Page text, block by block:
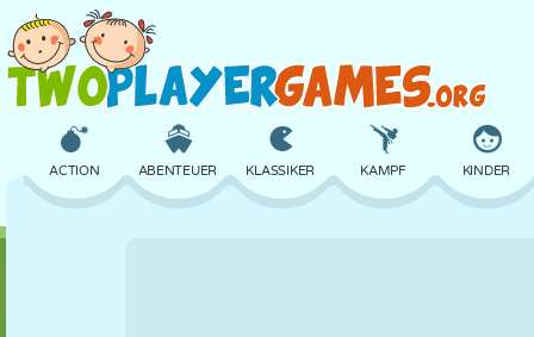
ACTION ABENTEUER KLASSIKER KAMPF KINDER